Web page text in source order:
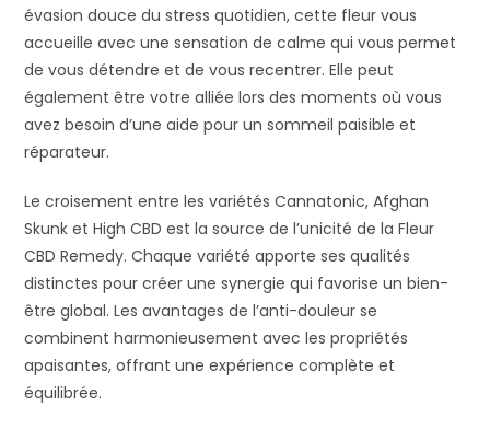
évasion douce du stress quotidien, cette fleur vous
accueille avec une sensation de calme qui vous permet
de vous détendre et de vous recentrer. Elle peut
également être votre alliée lors des moments où vous
avez besoin d’une aide pour un sommeil paisible et
réparateur.
Le croisement entre les variétés Cannatonic, Afghan
Skunk et High CBD est la source de l’unicité de la Fleur
CBD Remedy. Chaque variété apporte ses qualités
distinctes pour créer une synergie qui favorise un bien-
être global. Les avantages de l’anti-douleur se
combinent harmonieusement avec les propriétés
apaisantes, offrant une expérience complète et
équilibrée.